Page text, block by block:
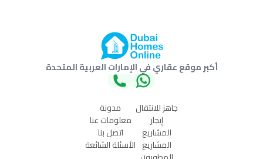
أكبر موقع عقاري في الإمارات العربية المتحدة
جاهز للانتقال
إيجار
المشاريع
المشاريع
مدونة
معلومات عنا
اتصل بنا
الأسئلة الشائعة